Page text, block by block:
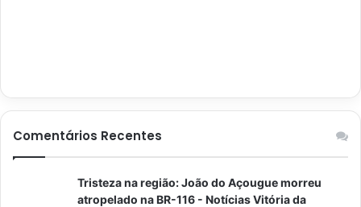
Comentários Recentes
Tristeza na região: João do Açougue morreu
atropelado na BR-116 - Notícias Vitória da